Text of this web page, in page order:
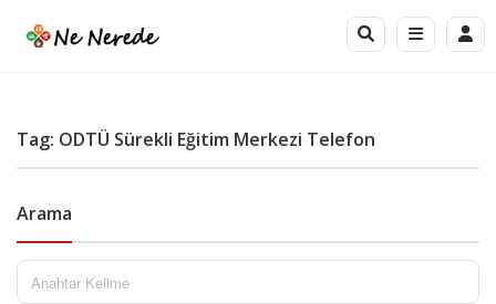
Tag: ODTÜ Sürekli Eğitim Merkezi Telefon
Arama